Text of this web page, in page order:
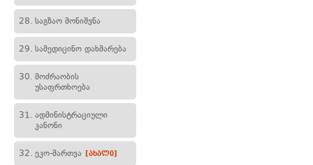
28. საგზაო მონიშვნა
29. სამედიცინო დახმარება
30. მოძრაობის
უსაფრთხოება
31. ადმინისტრაციული
კანონი
32. ეკო-მართვა [ახალი]